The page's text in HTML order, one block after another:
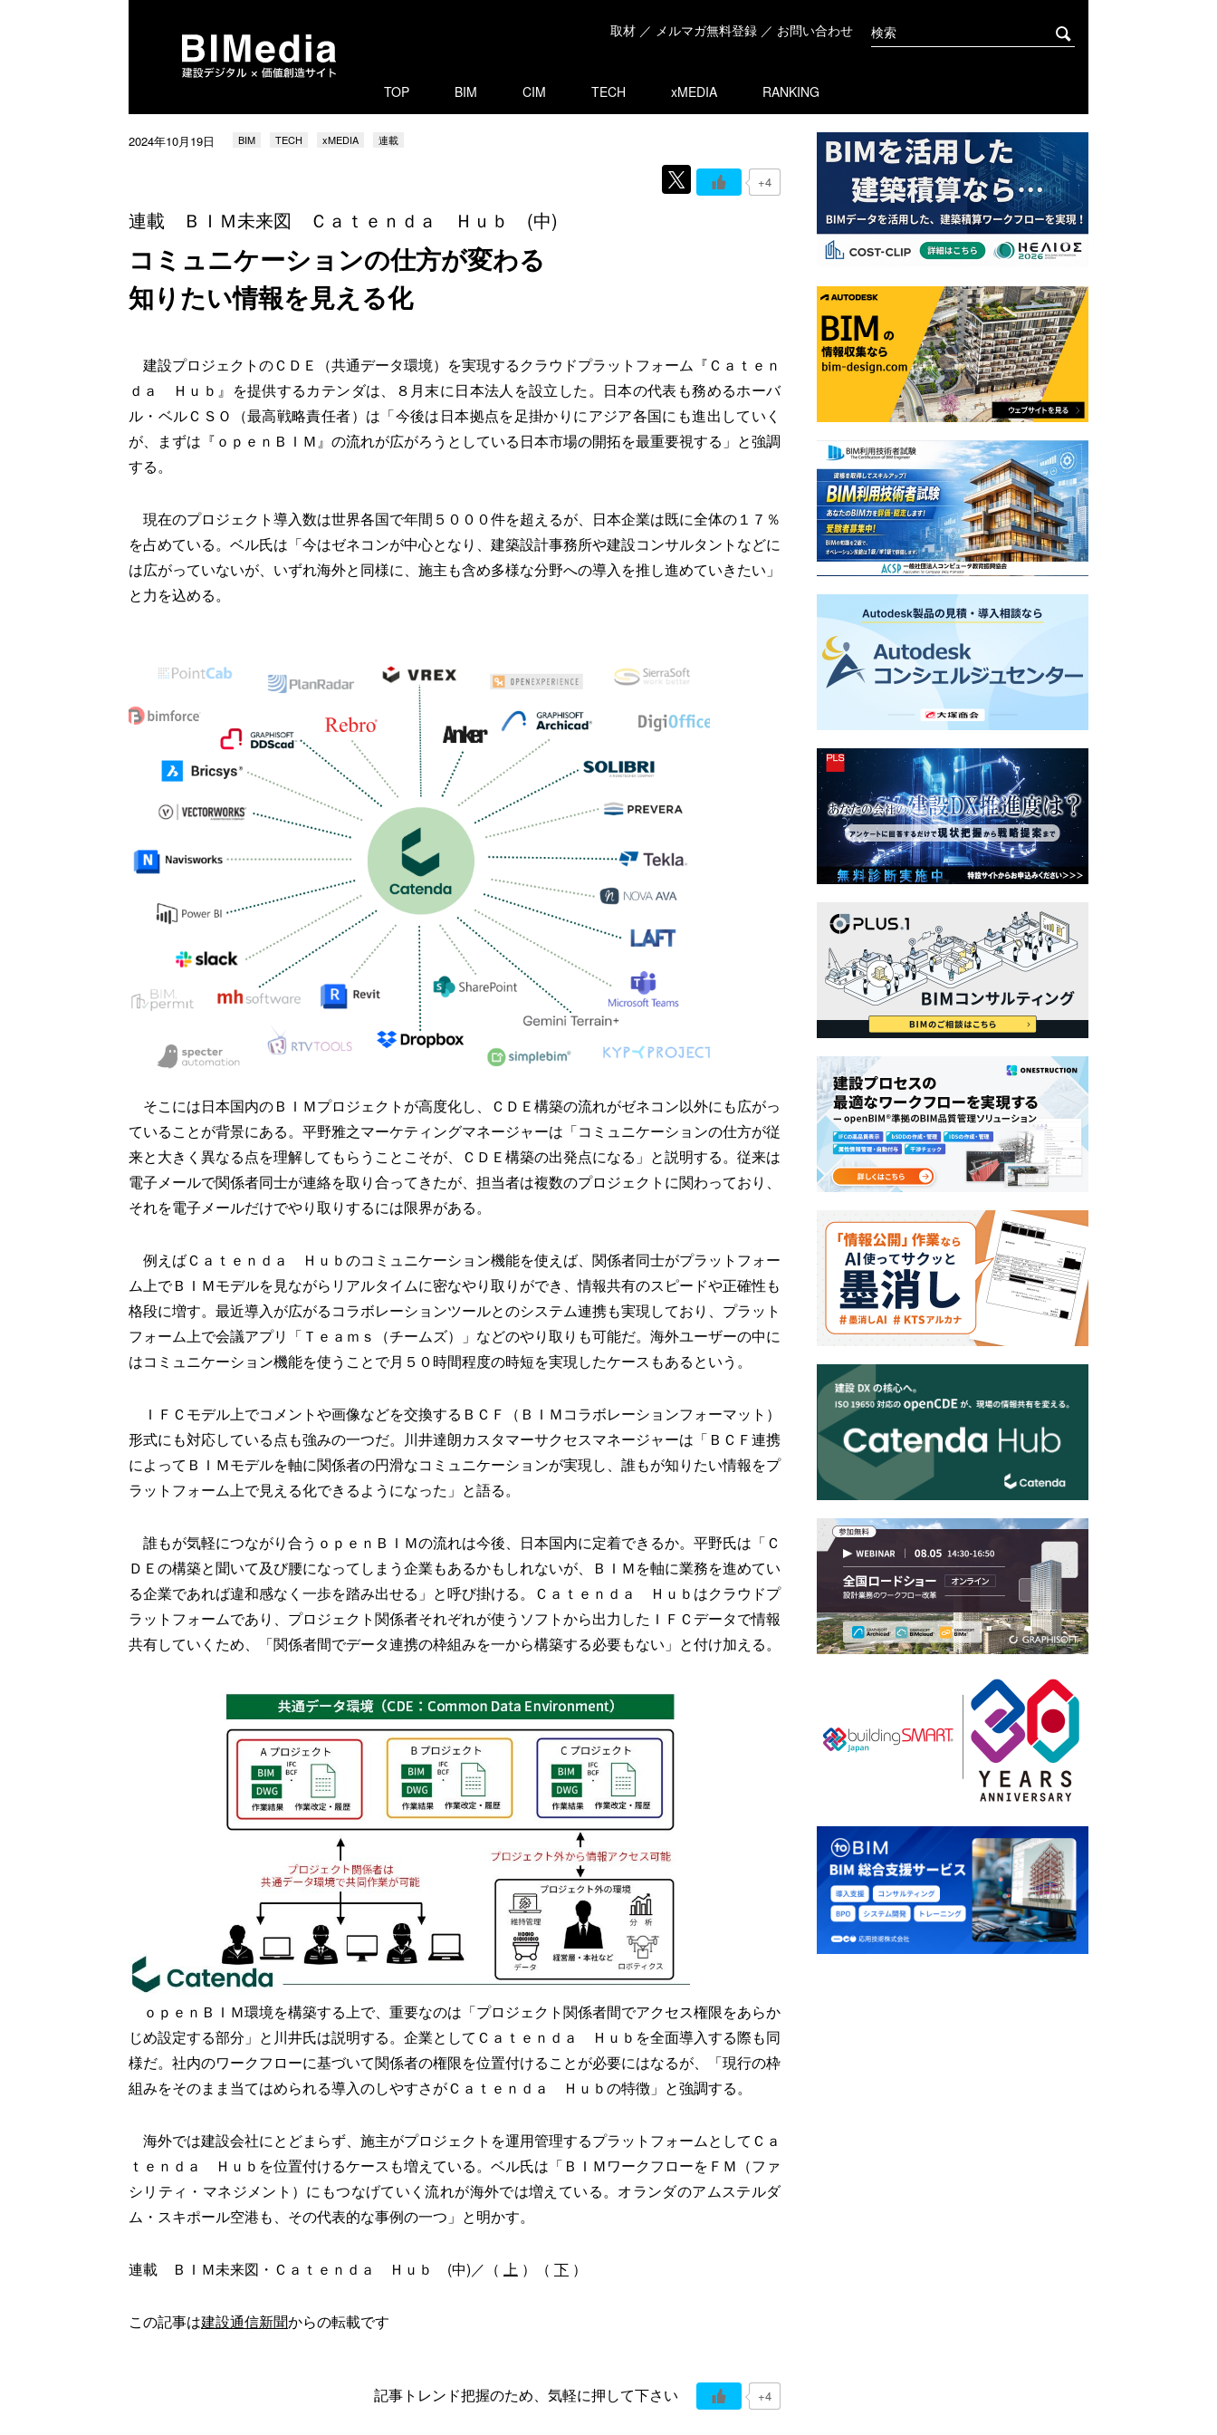
取材 ／ メルマガ無料登録 ／ お問い合わせ
TOP BIM CIM TECH xMEDIA RANKING
2024年10月19日 BIM TECH xMEDIA 連載
+4
連載 ＢＩＭ未来図 Ｃａｔｅｎｄａ Ｈｕｂ (中)
コミュニケーションの仕方が変わる
知りたい情報を見える化
建設プロジェクトのＣＤＥ（共通データ環境）を実現するクラウドプラットフォーム『Ｃａｔｅｎ
ｄａ Ｈｕｂ』を提供するカテンダは、８月末に日本法人を設立した。日本の代表も務めるホーバ
ル・ベルＣＳＯ（最高戦略責任者）は「今後は日本拠点を足掛かりにアジア各国にも進出していく
が、まずは『ｏｐｅｎＢＩＭ』の流れが広がろうとしている日本市場の開拓を最重要視する」と強調
する。
現在のプロジェクト導入数は世界各国で年間５０００件を超えるが、日本企業は既に全体の１７％
を占めている。ベル氏は「今はゼネコンが中心となり、建築設計事務所や建設コンサルタントなどに
は広がっていないが、いずれ海外と同様に、施主も含め多様な分野への導入を推し進めていきたい」
と力を込める。
そこには日本国内のＢＩＭプロジェクトが高度化し、ＣＤＥ構築の流れがゼネコン以外にも広がっ
ていることが背景にある。平野雅之マーケティングマネージャーは「コミュニケーションの仕方が従
来と大きく異なる点を理解してもらうことこそが、ＣＤＥ構築の出発点になる」と説明する。従来は
電子メールで関係者同士が連絡を取り合ってきたが、担当者は複数のプロジェクトに関わっており、
それを電子メールだけでやり取りするには限界がある。
例えばＣａｔｅｎｄａ Ｈｕｂのコミュニケーション機能を使えば、関係者同士がプラットフォー
ム上でＢＩＭモデルを見ながらリアルタイムに密なやり取りができ、情報共有のスピードや正確性も
格段に増す。最近導入が広がるコラボレーションツールとのシステム連携も実現しており、プラット
フォーム上で会議アプリ「Ｔｅａｍｓ（チームズ）」などのやり取りも可能だ。海外ユーザーの中に
はコミュニケーション機能を使うことで月５０時間程度の時短を実現したケースもあるという。
ＩＦＣモデル上でコメントや画像などを交換するＢＣＦ（ＢＩＭコラボレーションフォーマット）
形式にも対応している点も強みの一つだ。川井達朗カスタマーサクセスマネージャーは「ＢＣＦ連携
によってＢＩＭモデルを軸に関係者の円滑なコミュニケーションが実現し、誰もが知りたい情報をプ
ラットフォーム上で見える化できるようになった」と語る。
誰もが気軽につながり合うｏｐｅｎＢＩＭの流れは今後、日本国内に定着できるか。平野氏は「Ｃ
ＤＥの構築と聞いて及び腰になってしまう企業もあるかもしれないが、ＢＩＭを軸に業務を進めてい
る企業であれば違和感なく一歩を踏み出せる」と呼び掛ける。Ｃａｔｅｎｄａ Ｈｕｂはクラウドプ
ラットフォームであり、プロジェクト関係者それぞれが使うソフトから出力したＩＦＣデータで情報
共有していくため、「関係者間でデータ連携の枠組みを一から構築する必要もない」と付け加える。
ｏｐｅｎＢＩＭ環境を構築する上で、重要なのは「プロジェクト関係者間でアクセス権限をあらか
じめ設定する部分」と川井氏は説明する。企業としてＣａｔｅｎｄａ Ｈｕｂを全面導入する際も同
様だ。社内のワークフローに基づいて関係者の権限を位置付けることが必要にはなるが、「現行の枠
組みをそのまま当てはめられる導入のしやすさがＣａｔｅｎｄａ Ｈｕｂの特徴」と強調する。
海外では建設会社にとどまらず、施主がプロジェクトを運用管理するプラットフォームとしてＣａ
ｔｅｎｄａ Ｈｕｂを位置付けるケースも増えている。ベル氏は「ＢＩＭワークフローをＦＭ（ファ
シリティ・マネジメント）にもつなげていく流れが海外では増えている。オランダのアムステルダ
ム・スキポール空港も、その代表的な事例の一つ」と明かす。
連載 ＢＩＭ未来図・Ｃａｔｅｎｄａ Ｈｕｂ (中)／（ 上 ）（ 下 ）
この記事は建設通信新聞からの転載です
記事トレンド把握のため、気軽に押して下さい +4